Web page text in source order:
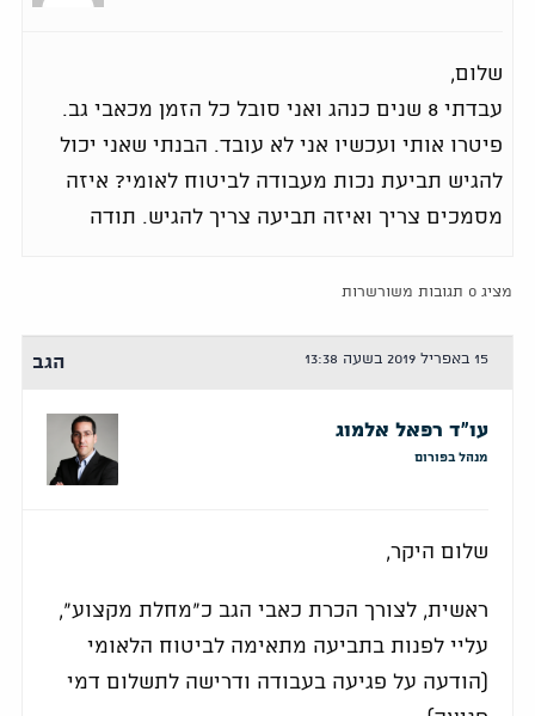
שלום,
עבדתי 8 שנים כנהג ואני סובל כל הזמן מכאבי גב.
פיטרו אותי ועכשיו אני לא עובד. הבנתי שאני יכול
להגיש תביעת נכות מעבודה לביטוח לאומי? איזה
מסמכים צריך ואיזה תביעה צריך להגיש. תודה
מציג 0 תגובות משורשרות
15 באפריל 2019 בשעה 13:38 הגב
עו"ד רפאל אלמוג
מנהל בפורום
שלום היקר,
ראשית, לצורך הכרת כאבי הגב כ"מחלת מקצוע",
עליי לפנות בתביעה מתאימה לביטוח הלאומי
(הודעה על פגיעה בעבודה ודרישה לתשלום דמי